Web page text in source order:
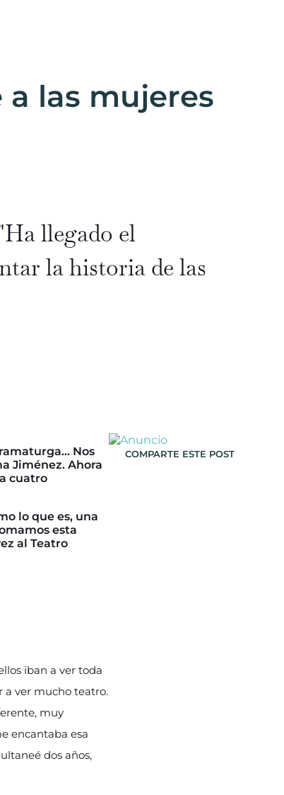
a las mujeres
llegado el
la historia de las
Nos
Jiménez. Ahora
cuatro
lo que es, una
esta
al Teatro
iban a ver toda
a ver mucho teatro.
muy
encantaba esa
dos años,
COMPARTE ESTE POST